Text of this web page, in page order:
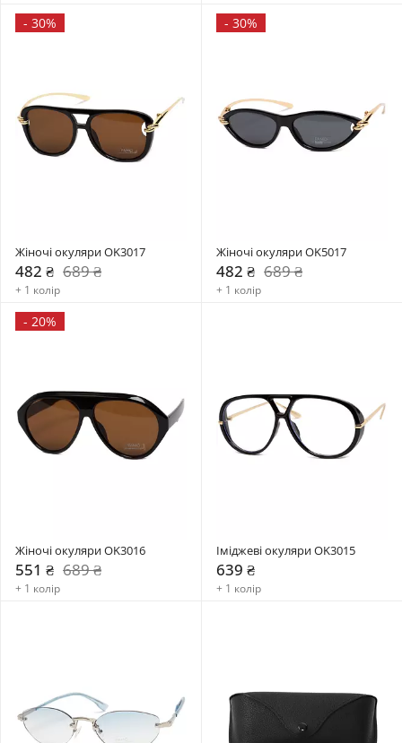
- 30%
Жіночі окуляри OK3017
482 ₴ 689 ₴
+ 1 колір
- 30%
Жіночі окуляри OK5017
482 ₴ 689 ₴
+ 1 колір
- 20%
Жіночі окуляри OK3016
551 ₴ 689 ₴
+ 1 колір
Іміджеві окуляри OK3015
639 ₴
+ 1 колір